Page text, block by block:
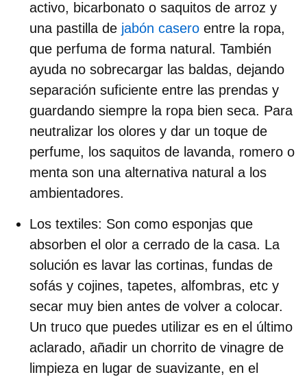
activo, bicarbonato o saquitos de arroz y
una pastilla de jabón casero entre la ropa,
que perfuma de forma natural. También
ayuda no sobrecargar las baldas, dejando
separación suficiente entre las prendas y
guardando siempre la ropa bien seca. Para
neutralizar los olores y dar un toque de
perfume, los saquitos de lavanda, romero o
menta son una alternativa natural a los
ambientadores.
Los textiles: Son como esponjas que
absorben el olor a cerrado de la casa. La
solución es lavar las cortinas, fundas de
sofás y cojines, tapetes, alfombras, etc y
secar muy bien antes de volver a colocar.
Un truco que puedes utilizar es en el último
aclarado, añadir un chorrito de vinagre de
limpieza en lugar de suavizante, en el